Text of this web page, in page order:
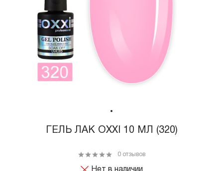
ГЕЛЬ ЛАК OXXI 10 МЛ (320)
0 отзывов